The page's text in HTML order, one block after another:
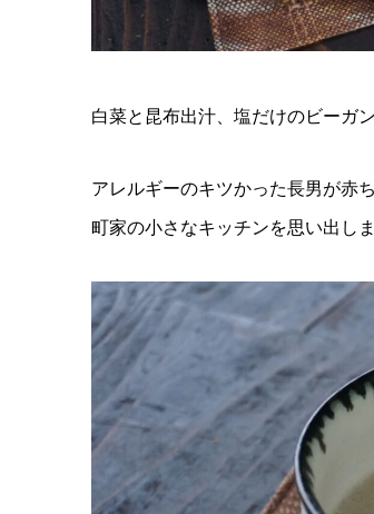
白菜と昆布出汁、塩だけのビーガ
アレルギーのキツかった長男が赤
町家の小さなキッチンを思い出しま